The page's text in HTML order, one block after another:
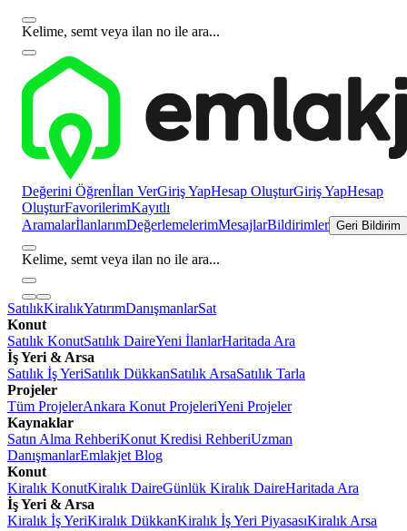
Kelime, semt veya ilan no ile ara...
Değerini Öğrenİlan VerGiriş YapHesap OluşturGiriş YapHesap
OluşturFavorilerimKayıtlı
AramalarİlanlarımDeğerlemelerimMesajlarBildirimler Geri Bildirim
Kelime, semt veya ilan no ile ara...
SatılıkKiralıkYatırımDanışmanlarSat
Konut
Satılık KonutSatılık DaireYeni İlanlarHaritada Ara
İş Yeri & Arsa
Satılık İş YeriSatılık DükkanSatılık ArsaSatılık Tarla
Projeler
Tüm ProjelerAnkara Konut ProjeleriYeni Projeler
Kaynaklar
Satın Alma RehberiKonut Kredisi RehberiUzman
DanışmanlarEmlakjet Blog
Konut
Kiralık KonutKiralık DaireGünlük Kiralık DaireHaritada Ara
İş Yeri & Arsa
Kiralık İş YeriKiralık DükkanKiralık İş Yeri PiyasasıKiralık Arsa